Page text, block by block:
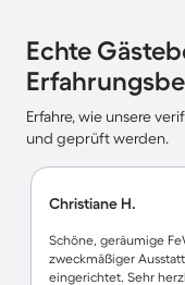
Echte
Erfahre, wie unsere
und geprüft werden.
Christiane H.
Schöne, geräumige
zweckmäßiger
eingerichtet. Sehr